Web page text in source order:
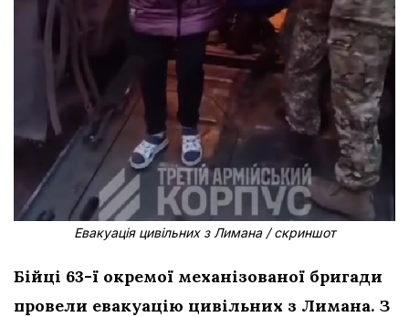
Евакуація цивільних з Лимана / скриншот
Бійці 63-ї окремої механізованої бригади
провели евакуацію цивільних з Лимана. З